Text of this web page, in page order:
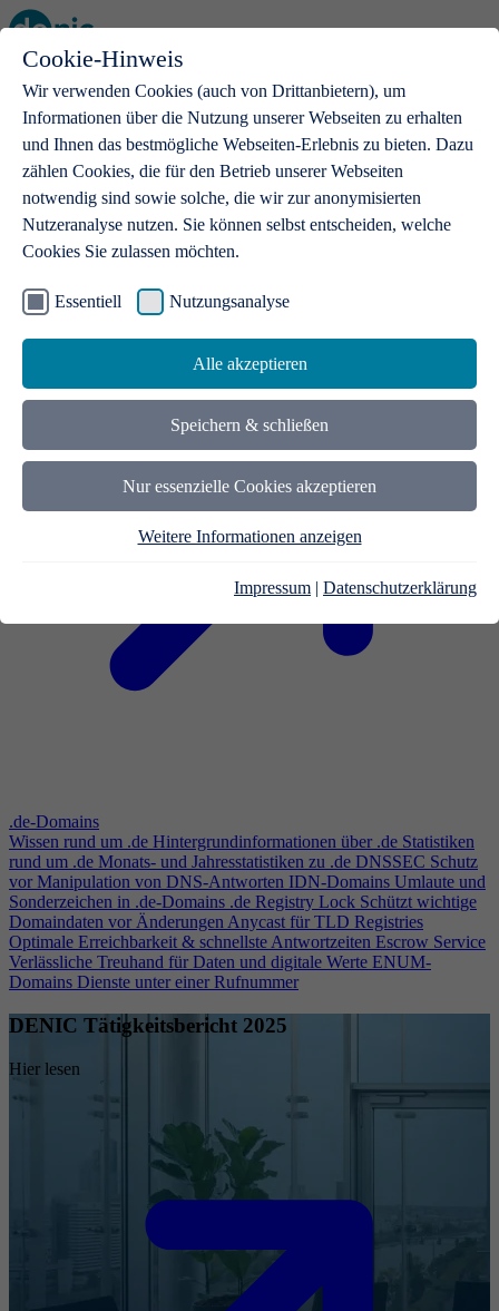
Cookie-Hinweis
Wir verwenden Cookies (auch von Drittanbietern), um
Informationen über die Nutzung unserer Webseiten zu erhalten
und Ihnen das bestmögliche Webseiten-Erlebnis zu bieten. Dazu
zählen Cookies, die für den Betrieb unserer Webseiten
notwendig sind sowie solche, die wir zur anonymisierten
Nutzeranalyse nutzen. Sie können selbst entscheiden, welche
Cookies Sie zulassen möchten.
Essentiell Nutzungsanalyse
Alle akzeptieren
Speichern & schließen
Nur essenzielle Cookies akzeptieren
Weitere Informationen anzeigen
Impressum | Datenschutzerklärung
Open main menu
.de-Domains
Mit einer .de-Domain erhalten Ideen eine Bühne
.de-Domains
Wissen rund um .de Hintergrundinformationen über .de Statistiken
rund um .de Monats- und Jahresstatistiken zu .de DNSSEC Schutz
vor Manipulation von DNS-Antworten IDN-Domains Umlaute und
Sonderzeichen in .de-Domains .de Registry Lock Schützt wichtige
Domaindaten vor ÄnderungenAnycast für TLD Registries
Optimale Erreichbarkeit & schnellste Antwortzeiten Escrow Service
Verlässliche Treuhand für Daten und digitale Werte ENUM-
Domains Dienste unter einer Rufnummer
DENIC Tätigkeitsbericht 2025
Hier lesen